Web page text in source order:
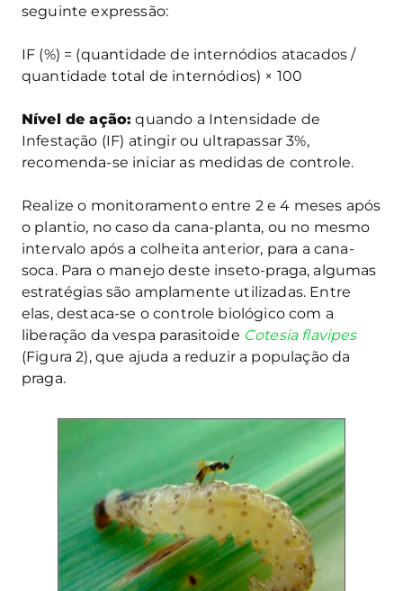
seguinte expressão:
IF (%) = (quantidade de internódios atacados /
quantidade total de internódios) × 100
Nível de ação: quando a Intensidade de
Infestação (IF) atingir ou ultrapassar 3%,
recomenda-se iniciar as medidas de controle.
Realize o monitoramento entre 2 e 4 meses após
o plantio, no caso da cana-planta, ou no mesmo
intervalo após a colheita anterior, para a cana-
soca. Para o manejo deste inseto-praga, algumas
estratégias são amplamente utilizadas. Entre
elas, destaca-se o controle biológico com a
liberação da vespa parasitoide Cotesia flavipes
(Figura 2), que ajuda a reduzir a população da
praga.